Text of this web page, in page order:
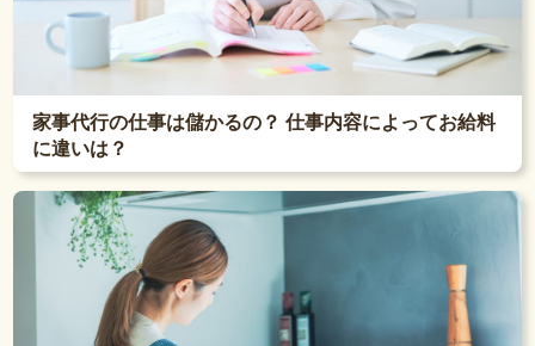
家事代行の仕事は儲かるの？ 仕事内容によってお給料
に違いは？